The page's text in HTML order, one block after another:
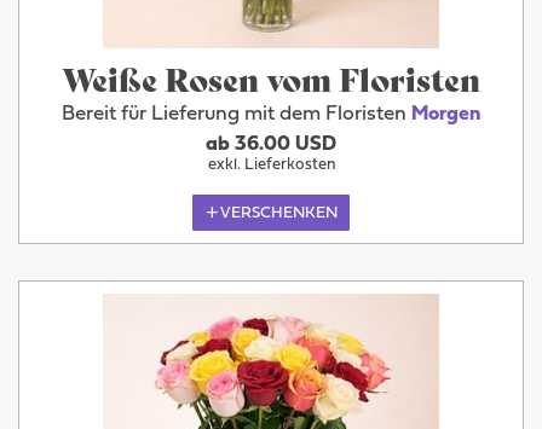
Weiße Rosen vom Floristen
Bereit für Lieferung mit dem Floristen Morgen
ab 36.00 USD
exkl. Lieferkosten
VERSCHENKEN